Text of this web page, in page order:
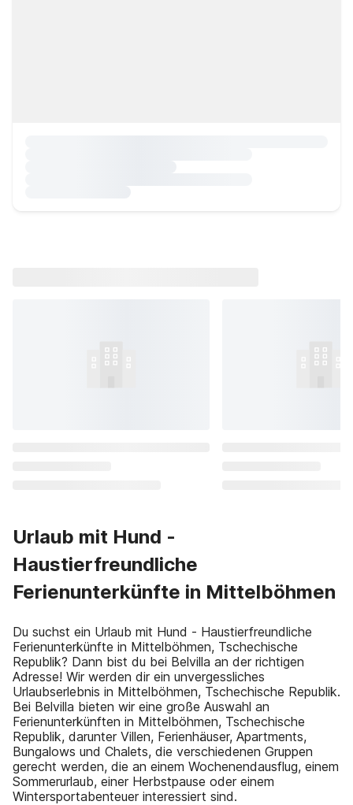
Urlaub mit Hund -
Haustierfreundliche
Ferienunterkünfte in Mittelböhmen
Du suchst ein Urlaub mit Hund - Haustierfreundliche
Ferienunterkünfte in Mittelböhmen, Tschechische
Republik? Dann bist du bei Belvilla an der richtigen
Adresse! Wir werden dir ein unvergessliches
Urlaubserlebnis in Mittelböhmen, Tschechische Republik.
Bei Belvilla bieten wir eine große Auswahl an
Ferienunterkünften in Mittelböhmen, Tschechische
Republik, darunter Villen, Ferienhäuser, Apartments,
Bungalows und Chalets, die verschiedenen Gruppen
gerecht werden, die an einem Wochenendausflug, einem
Sommerurlaub, einer Herbstpause oder einem
Wintersportabenteuer interessiert sind.